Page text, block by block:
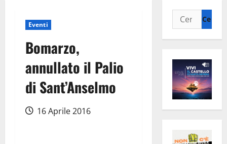
Eventi
Bomarzo,
annullato il Palio
di Sant’Anselmo
16 Aprile 2016
Ricerca
per: